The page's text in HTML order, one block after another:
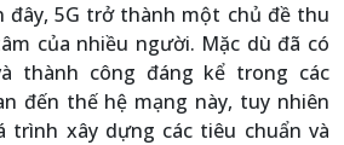
đây, 5G trở thành một chủ đề thu
của nhiều người. Mặc dù đã có
thành công đáng kể trong các
đến thế hệ mạng này, tuy nhiên
trình xây dựng các tiêu chuẩn và